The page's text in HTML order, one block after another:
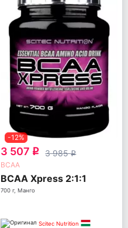
-12%
3 507 q 3 985q
ВСАА
BCAA Xpress 2:1:1
700 г, Манго
Scitec Nutrition